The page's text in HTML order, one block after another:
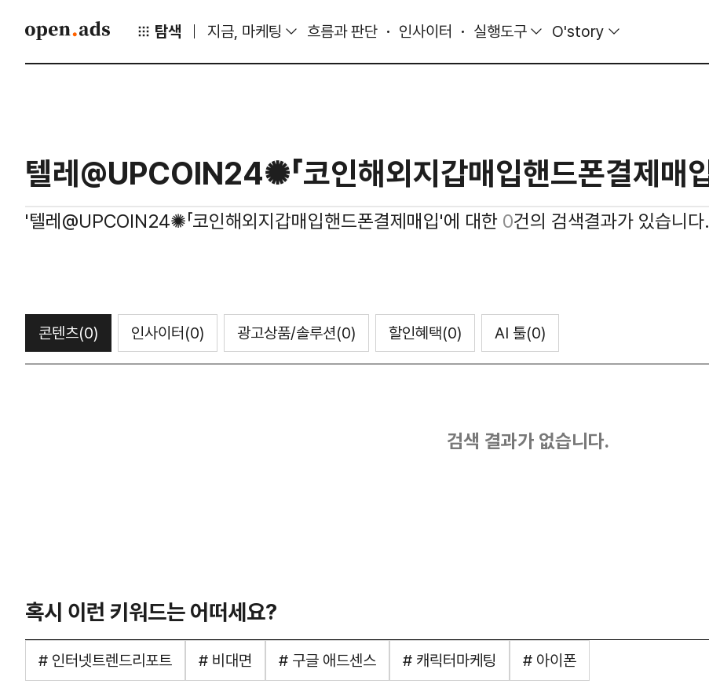
탐색 지금, 마케팅 흐름과 판단 인사이터 실행도구 O'story
'텔레@UPCOIN24✺「코인해외지갑매입핸드폰결제매입'에 대한 0건의 검색결과가 있습니다.
콘텐츠(0) 인사이터 (0) 광고상품/솔루션(0) 할인혜택(0) AI 툴(0)
검색 결과가 없습니다.
혹시 이런 키워드는 어떠세요?
# 인터넷트렌드리포트 # 비대면 # 구글 애드센스 # 캐릭터마케팅 # 아이폰